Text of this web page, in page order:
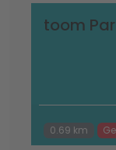
toom
0.69 km